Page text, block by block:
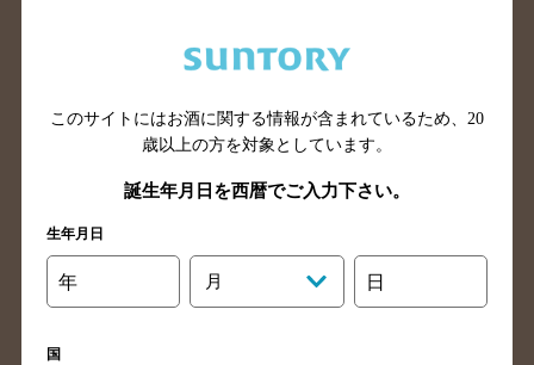
滋賀県のバー検索
和歌山県のバー検索
山口県のバー検索
鳥取県のバー検索
香川県のバー検索
愛媛県のバー検索
高知県のバー検索
長崎県のバー検索
佐賀県のバー検索
大分県のバー検索
熊本県のバー検索
このサイトにはお酒に関する情報が含まれているため、 20
歳以上の方を対象としています。
誕生年月日を西暦でご入力下さい。
生年月日
年 月 日
国